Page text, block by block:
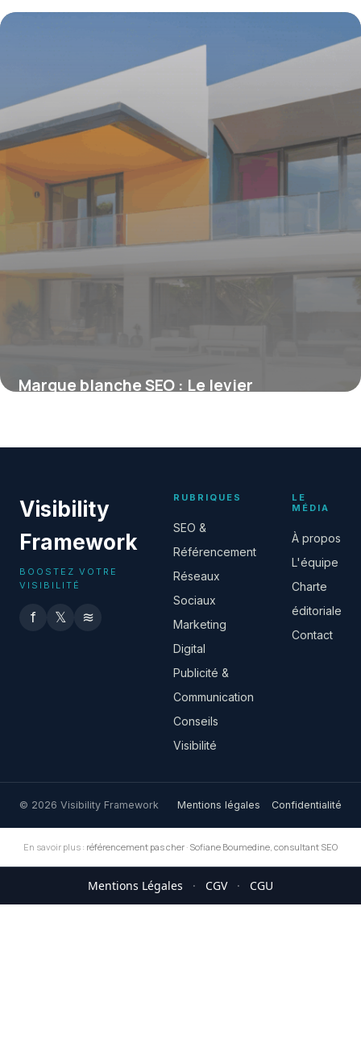
dans Google Analytics : enjeux et
Marque blanche SEO : Le levier
Visibility
Framework
BOOSTEZ VOTRE
VISIBILITÉ
f 𝕏 ≋
RUBRIQUES
SEO &
Référencement
Réseaux
Sociaux
Marketing
Digital
Publicité &
Communication
Conseils
Visibilité
LE
MÉDIA
À propos
L'équipe
Charte
éditoriale
Contact
© 2026 Visibility Framework Mentions légales Confidentialité
En savoir plus : référencement pas cher · Sofiane Boumedine, consultant SEO
Mentions Légales · CGV · CGU